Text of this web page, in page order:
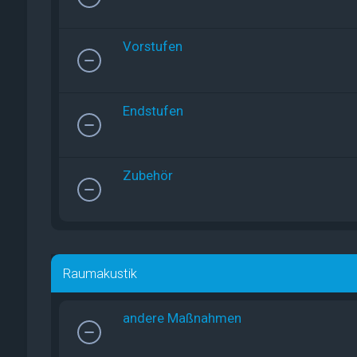
Vorstufen
Endstufen
Zubehör
Raumakustik
andere Maßnahmen